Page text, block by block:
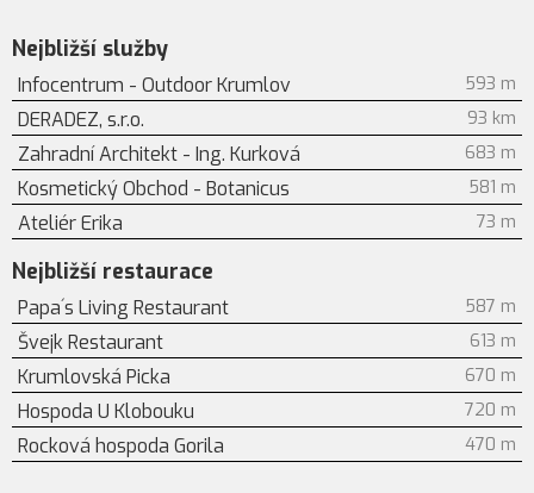
Nejbližší služby
Infocentrum - Outdoor Krumlov 593 m
DERADEZ, s.r.o. 93 km
Zahradní Architekt - Ing. Kurková 683 m
Kosmetický Obchod - Botanicus 581 m
Ateliér Erika 73 m
Nejbližší restaurace
Papa´s Living Restaurant 587 m
Švejk Restaurant 613 m
Krumlovská Picka 670 m
Hospoda U Klobouku 720 m
Rocková hospoda Gorila 470 m